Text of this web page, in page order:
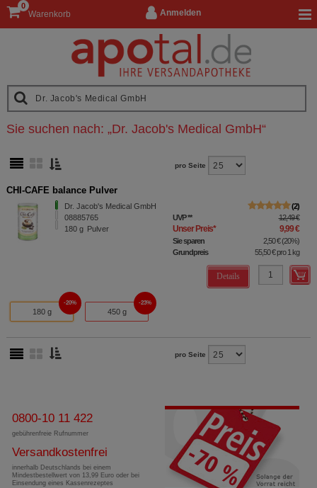
Anmelden
Warenkorb
0
Sie suchen nach: „Dr. Jacob's Medical GmbH“
pro Seite
CHI-CAFE balance Pulver
Dr. Jacob's Medical GmbH
08885765
180 g Pulver
2
UVP** 12,49 €
Unser Preis* 9,99 €
Sie sparen 2,50 €(20%)
Grundpreis
55,50 €pro 1 kg
Details
180 g
20%
450 g
23%
pro Seite
0800-10 11 422
gebührenfreie Rufnummer
Versandkostenfrei
innerhalb Deutschlands bei einem
Mindestbestellwert von 13,99 Euro oder bei
Einsendung eines Kassenrezeptes